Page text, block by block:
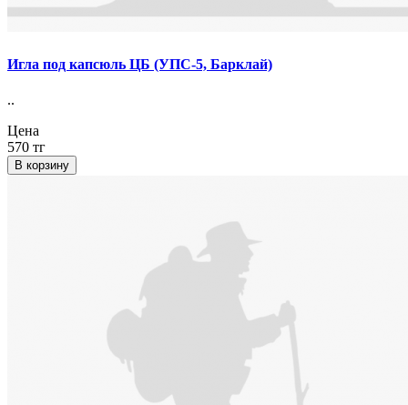
Игла под капсюль ЦБ (УПС-5, Барклай)
..
Цена
570 тг
В корзину